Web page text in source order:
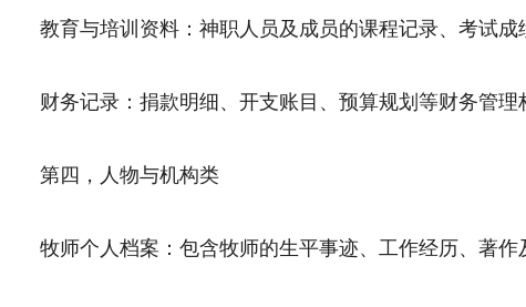
教育与培训资料：神职人员及成员的课程记录、考试成
财务记录：捐款明细、开支账目、预算规划等财务管理
第四，人物与机构类
牧师个人档案：包含牧师的生平事迹、工作经历、著作